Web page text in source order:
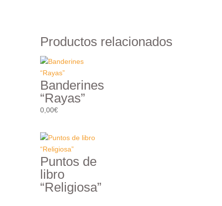
Productos relacionados
Banderines
“Rayas”
0,00€
Puntos de
libro
“Religiosa”